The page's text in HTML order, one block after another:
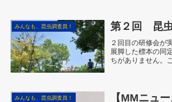
みんなも、昆虫調査員！ 第２回 昆虫
２回目の研修会が
展脚した標本の同
ちがありません。
みんなも、昆虫調査員！
【MMニュ